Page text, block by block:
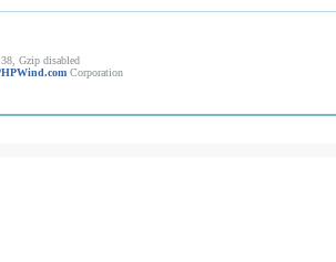
Gzip disabled
Corporation